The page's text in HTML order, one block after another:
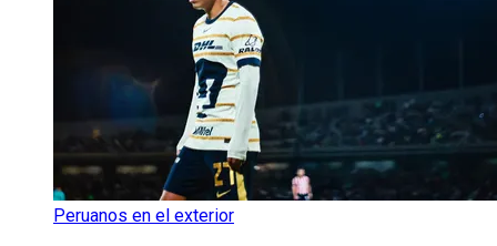
Peruanos en el exterior